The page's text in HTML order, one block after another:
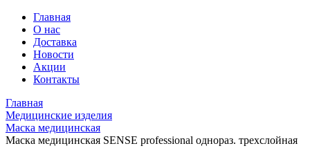
Главная
О нас
Доставка
Новости
Акции
Контакты
Главная
Медицинские изделия
Маска медицинская
Маска медицинская SENSE professional однораз. трехслойная